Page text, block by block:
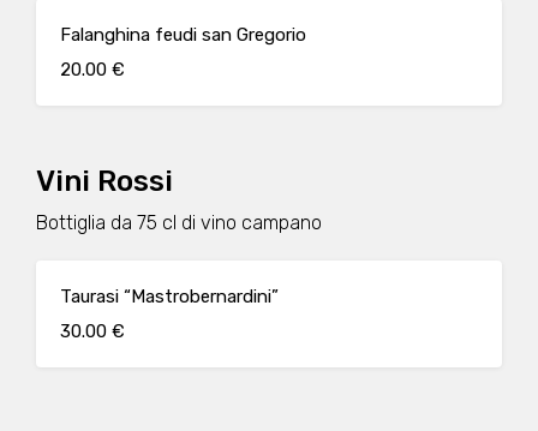
Falanghina feudi san Gregorio
20.00 €
Vini Rossi
Bottiglia da 75 cl di vino campano
Taurasi “Mastrobernardini”
30.00 €